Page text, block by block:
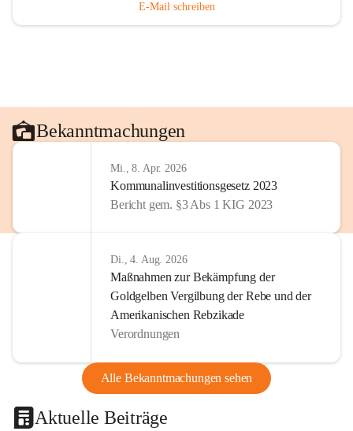
E-Mail schreiben
Bekanntmachungen
Mi., 8. Apr. 2026
Kommunalinvestitionsgesetz 2023
Bericht gem. §3 Abs 1 KIG 2023
Di., 4. Aug. 2026
Maßnahmen zur Bekämpfung der
Goldgelben Vergilbung der Rebe und der
Amerikanischen Rebzikade
Verordnungen
Alle Bekanntmachungen sehen
Aktuelle Beiträge